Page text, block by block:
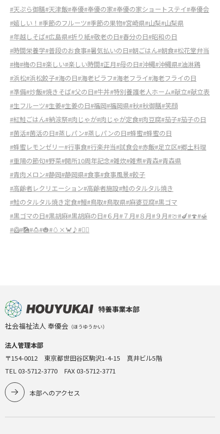
#天ぷら御膳#天津飯#奉優#奉優の家#奉優の家ショートステイ#奉優会
#嬉しい！ #季節のフルーツ#季節の果物#宮崎県#山梨#山梨県
#年越しそば#広島県#折り紙#敬老の日#春分の日#昭和の日
#時間栄養学#普段のお食事#暑気払いの日#朝ごはん#朝食#松花堂弁当
#梅#梅の日#楽しい#楽しい時間#正月#母の日#沖縄#沖縄県#油淋鶏
#浜松#浜松餃子#海の日#海老ピラフ#海老フライ#海老フライの日
#準備#炒飯#焼きそば#父の日#牛丼#特別養護老人ホーム#献立#献立表
#生フルーツ#生姜#生姜の日#福岡#福岡県#秋#秋御膳#笑顔
#紅鮭ごはん#納涼祭#肉じゃが#肉じゃが定食#肉豆腐#茄子#茄子の日
#菌活#菌活の日#蒸しパン#蒸しパンの日#蜂蜜#蜂蜜の日
#蜂蜜レモンゼリー#行事食#行楽弁当#試食会#赤飯#足立区#郷土料理
#重陽の節句#野菜#開所10周年記念#雑炊#雑煮#青森#青森県
#青肉メロン#静岡#静岡県#食事#食事風景#餃子
#高齢者レクリエーション#高齢者施設#鮭のタルタル焼き
#鮭のタルタル焼き定食#鰻#鳥取#鳥取県#麻婆豆腐#黒ゴマ
#黒ゴマの日#黒胡麻#黒胡麻の日#６月#７月#８月#９月#🍈#🍆#🍄#🍯
#🥝#🎑#🍮#🎃#🥚×🦀♪#🤸‍♀️
特養事業本部
社会福祉法人 奉優会 （ほうゆうかい）
法人管理本部
〒154-0012 東京都世田谷区駒沢1-4-15 真井ビル5階
TEL 03-5712-3770 FAX 03-5712-3771
本部へのアクセス